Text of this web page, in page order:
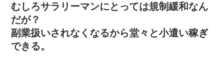
むしろサラリーマンにとっては規制緩和なん
だが？
副業扱いされなくなるから堂々と小遣い稼ぎ
できる。